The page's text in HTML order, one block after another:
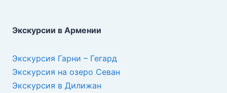
Экскурсии в Армении
Экскурсия Гарни – Гегард
Экскурсия на озеро Севан
Экскурсия в Дилижан